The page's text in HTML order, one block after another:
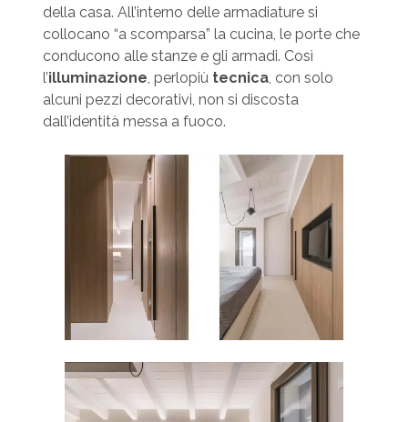
della casa. All’interno delle armadiature si
collocano “a scomparsa” la cucina, le porte che
conducono alle stanze e gli armadi. Così
l’illuminazione, perlopiù tecnica, con solo
alcuni pezzi decorativi, non si discosta
dall’identità messa a fuoco.